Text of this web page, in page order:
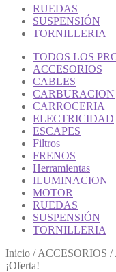
RUEDAS
SUSPENSIÓN
TORNILLERIA
TODOS LOS
ACCESORIOS
CABLES
CARBURACION
CARROCERIA
ELECTRICIDAD
ESCAPES
Filtros
FRENOS
Herramientas
ILUMINACION
MOTOR
RUEDAS
SUSPENSIÓN
TORNILLERIA
Inicio /ACCESORIOS /
¡Oferta!